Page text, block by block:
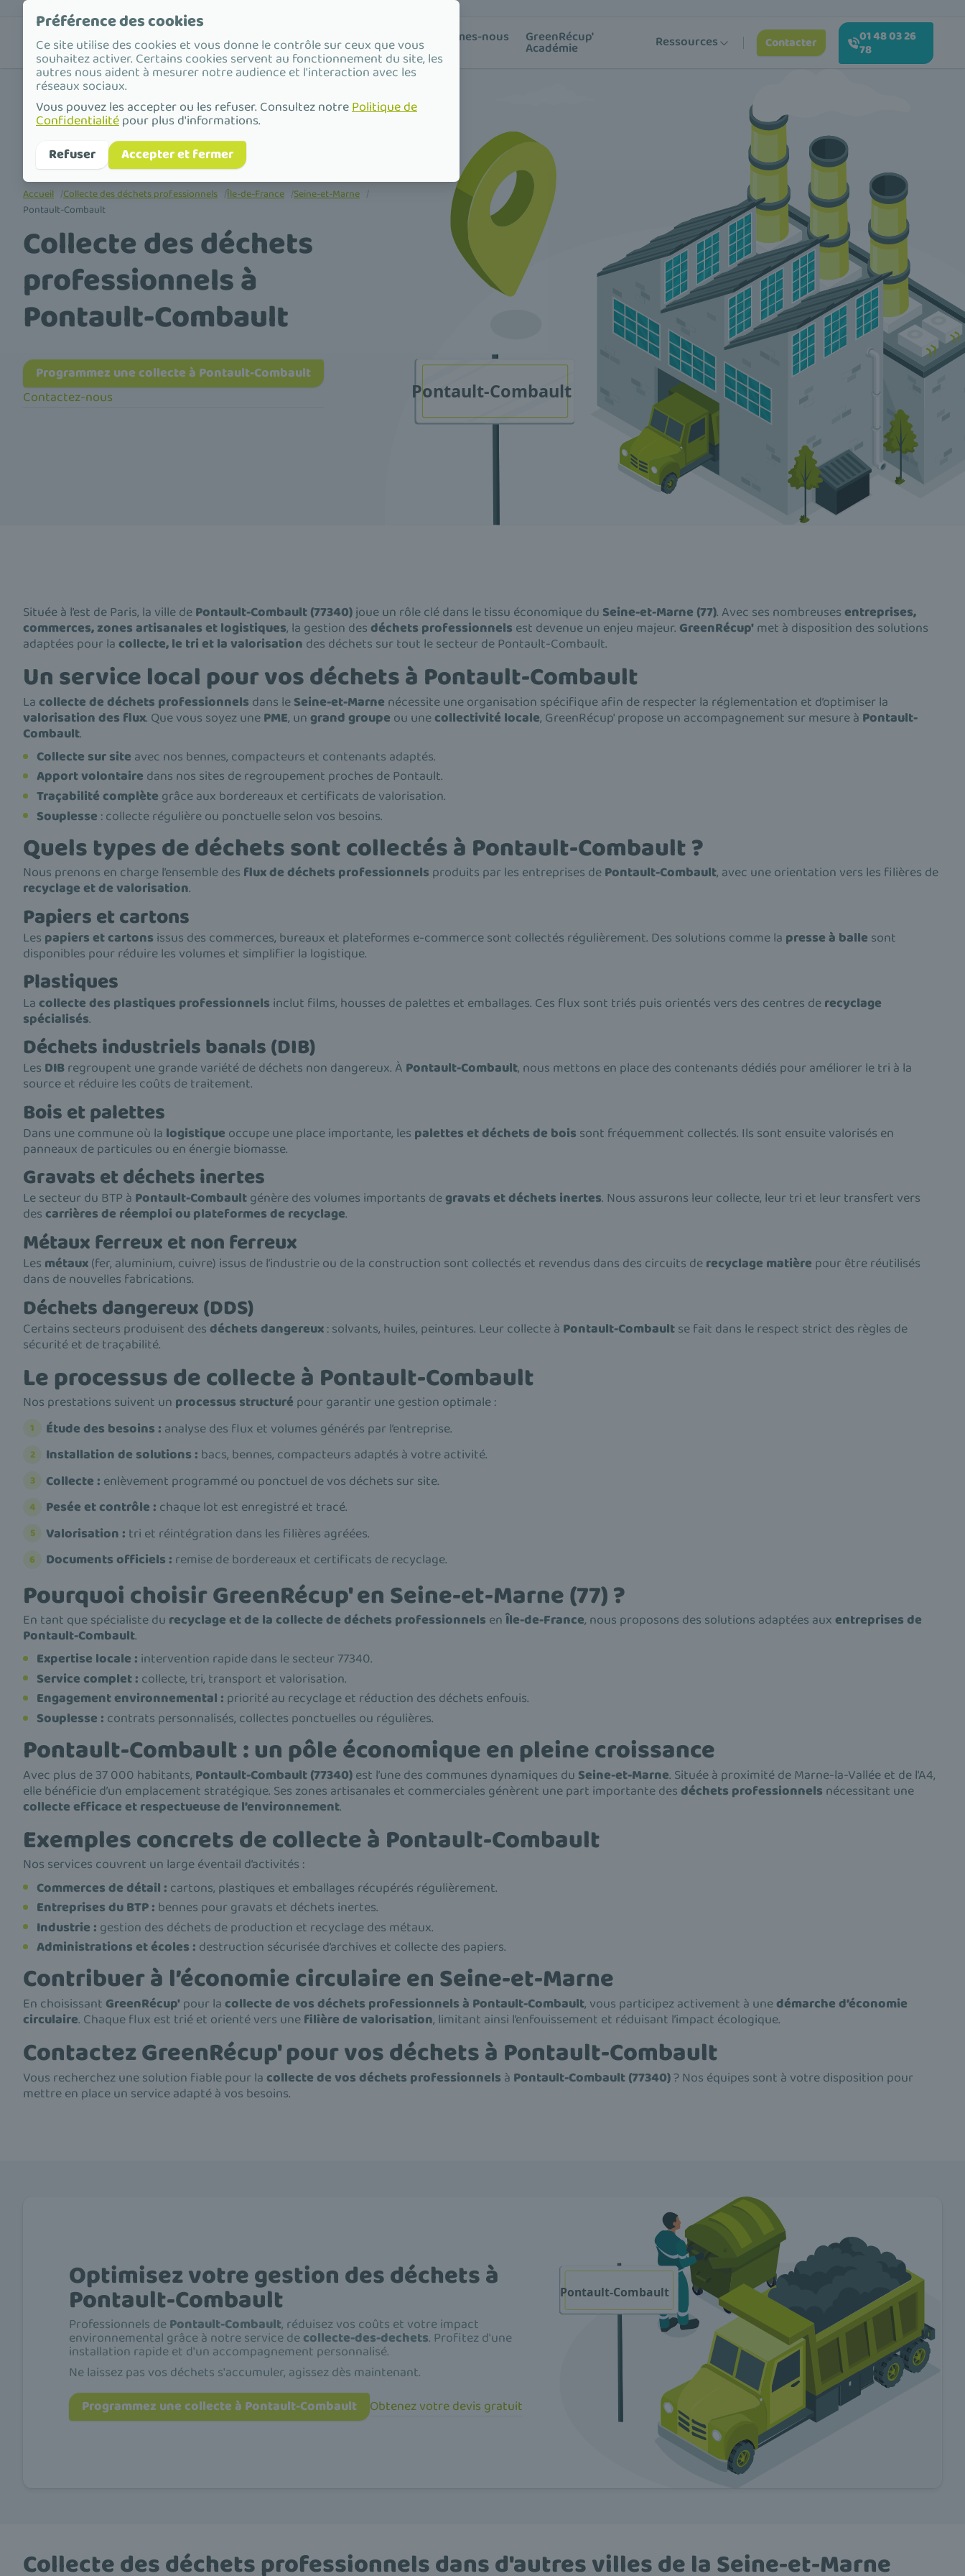
Nos
solutions
Valorisation des
déchets
Qui sommes-nous
?
GreenRécup'
Académie Ressources Contacter 01 48 03 26
78
Accueil /Collecte des déchets professionnels /Île-de-France /Seine-et-Marne /
Pontault-Combault
Collecte des déchets
professionnels à
Pontault-Combault
Programmez une collecte à Pontault-Combault
Contactez-nous
Située à l’est de Paris, la ville dePontault-Combault (77340)joue un rôle clé dans le tissu économique du Seine-et-Marne (77). Avec ses nombreusesentreprises,
commerces, zones artisanales et logistiques, la gestion desdéchets professionnels est devenue un enjeu majeur.GreenRécup'met à disposition des solutions
adaptées pour lacollecte, le tri et la valorisation des déchets sur tout le secteur de Pontault-Combault.
Un service local pour vos déchets à Pontault-Combault
Lacollecte de déchets professionnels dans leSeine-et-Marne nécessite une organisation spécifique afin de respecter la réglementation et d’optimiser la
valorisation des flux. Que vous soyez unePME, ungrand groupe ou unecollectivité locale, GreenRécup' propose un accompagnement sur mesure à Pontault-
Combault.
Collecte sur site avec nos bennes, compacteurs et contenants adaptés.
Apport volontaire dans nos sites de regroupement proches de Pontault.
Traçabilité complète grâce aux bordereaux et certificats de valorisation.
Souplesse : collecte régulière ou ponctuelle selon vos besoins.
Quels types de déchets sont collectés à Pontault-Combault ?
Nous prenons en charge l’ensemble des flux de déchets professionnels produits par les entreprises dePontault-Combault, avec une orientation vers les filières de
recyclage et de valorisation.
Papiers et cartons
Les papiers et cartons issus des commerces, bureaux et plateformes e-commerce sont collectés régulièrement. Des solutions comme la presse à balle sont
disponibles pour réduire les volumes et simplifier la logistique.
Plastiques
Lacollecte des plastiques professionnels inclut films, housses de palettes et emballages. Ces flux sont triés puis orientés vers des centres derecyclage
spécialisés.
Déchets industriels banals (DIB)
Les DIBregroupent une grande variété de déchets non dangereux. À Pontault-Combault, nous mettons en place des contenants dédiés pour améliorer le tri à la
source et réduire les coûts de traitement.
Bois et palettes
Dans une commune où la logistique occupe une place importante, les palettes et déchets de bois sont fréquemment collectés. Ils sont ensuite valorisés en
panneaux de particules ou en énergie biomasse.
Gravats et déchets inertes
Le secteur du BTP à Pontault-Combaultgénère des volumes importants degravats et déchets inertes. Nous assurons leur collecte, leur tri et leur transfert vers
descarrières de réemploi ou plateformes de recyclage.
Métaux ferreux et non ferreux
Les métaux(fer, aluminium, cuivre) issus de l’industrie ou de la construction sont collectés et revendus dans des circuits derecyclage matière pour être réutilisés
dans de nouvelles fabrications.
Déchets dangereux (DDS)
Certains secteurs produisent desdéchets dangereux: solvants, huiles, peintures. Leur collecte à Pontault-Combaultse fait dans le respect strict des règles de
sécurité et de traçabilité.
Le processus de collecte à Pontault-Combault
Nos prestations suivent un processus structuré pour garantir une gestion optimale :
Étude des besoins : analyse des flux et volumes générés par l’entreprise.
Installation de solutions : bacs, bennes, compacteurs adaptés à votre activité.
Collecte : enlèvement programmé ou ponctuel de vos déchets sur site.
Pesée et contrôle : chaque lot est enregistré et tracé.
Valorisation : tri et réintégration dans les filières agréées.
Documents officiels : remise de bordereaux et certificats de recyclage.
Pourquoi choisir GreenRécup' en Seine-et-Marne (77) ?
En tant que spécialiste du recyclage et de la collecte de déchets professionnels enÎle-de-France, nous proposons des solutions adaptées auxentreprises de
Pontault-Combault.
Expertise locale : intervention rapide dans le secteur 77340.
Service complet : collecte, tri, transport et valorisation.
Engagement environnemental : priorité au recyclage et réduction des déchets enfouis.
Souplesse : contrats personnalisés, collectes ponctuelles ou régulières.
Pontault-Combault : un pôle économique en pleine croissance
Avec plus de 37 000 habitants, Pontault-Combault (77340)est l’une des communes dynamiques du Seine-et-Marne. Située à proximité de Marne-la-Vallée et de l’A4,
elle bénéficie d’un emplacement stratégique. Ses zones artisanales et commerciales génèrent une part importante desdéchets professionnels nécessitant une
collecte efficace et respectueuse de l’environnement.
Exemples concrets de collecte à Pontault-Combault
Nos services couvrent un large éventail d’activités :
Commerces de détail : cartons, plastiques et emballages récupérés régulièrement.
Entreprises du BTP : bennes pour gravats et déchets inertes.
Industrie : gestion des déchets de production et recyclage des métaux.
Administrations et écoles : destruction sécurisée d’archives et collecte des papiers.
Contribuer à l’économie circulaire en Seine-et-Marne
En choisissantGreenRécup'pour lacollecte de vos déchets professionnels à Pontault-Combault, vous participez activement à unedémarche d’économie
circulaire. Chaque flux est trié et orienté vers unefilière de valorisation, limitant ainsi l’enfouissement et réduisant l’impact écologique.
Contactez GreenRécup' pour vos déchets à Pontault-Combault
Vous recherchez une solution fiable pour lacollecte de vos déchets professionnels à Pontault-Combault (77340)? Nos équipes sont à votre disposition pour
mettre en place un service adapté à vos besoins.
Optimisez votre gestion des déchets à
Pontault-Combault
Professionnels dePontault-Combault, réduisez vos coûts et votre impact
environnemental grâce à notre service decollecte-des-dechets. Profitez d'une
installation rapide et d'un accompagnement personnalisé.
Ne laissez pas vos déchets s'accumuler, agissez dès maintenant.
Programmez une collecte à Pontault-Combault
Obtenez votre devis gratuit
Collecte des déchets professionnels dans d'autres villes de la Seine-et-Marne
Préférence des cookies
Ce site utilise des cookies et vous donne le contrôle sur ceux que vous
souhaitez activer. Certains cookies servent au fonctionnement du site, les
autres nous aident à mesurer notre audience et l'interaction avec les
réseaux sociaux.
Vous pouvez les accepter ou les refuser. Consultez notrePolitique de
Confidentialitépour plus d'informations.
Refuser
Accepter et fermer